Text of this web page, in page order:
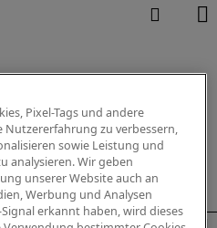
Pixel-Tags und andere
Nutzererfahrung zu verbessern,
sowie Leistung und
analysieren. Wir geben
unserer Website auch an
Werbung und Analysen
erkannt haben, wird dieses